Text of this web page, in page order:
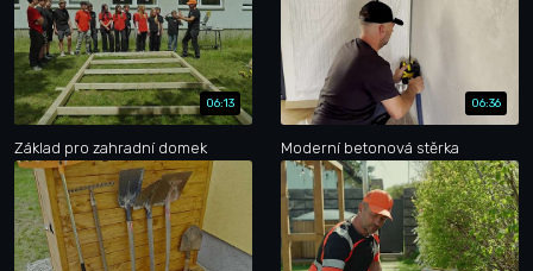
06:13
Základ pro zahradní domek
06:36
Moderní betonová stěrka